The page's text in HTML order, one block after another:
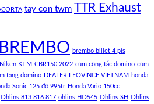
tay con twm TTR Exhaust
BREMBO brembo billet 4 pis
KTM CBR150 2022 cùm công tắc domino cùm
tăng domino DEALER LEOVINCE VIETNAM honda
Sonic 125 độ 995tr Honda Vario 150cc
Ohlins 813 816 817 ohlins HO545 Ohlins SH Ohlins